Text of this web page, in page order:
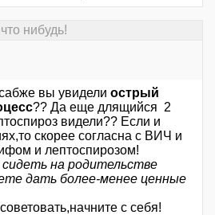
нибудь!
вы увидели острый
?? Да еще длящийся 2
видели?? Если и
скорее согласна с ВИЧ и
и лептоспирозом!
на родительстве
дать более-менее ценные
с себя!